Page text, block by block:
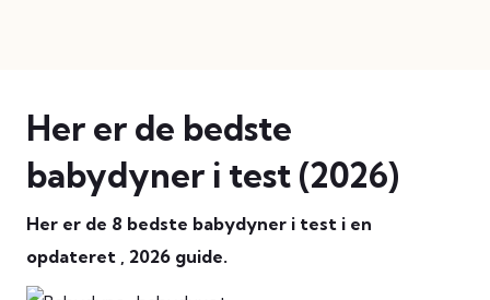
Her er de bedste
babydyner i test (2026)
Her er de 8 bedste babydyner i test i en
opdateret , 2026 guide.